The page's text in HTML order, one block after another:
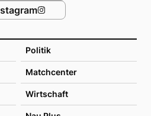
Politik
Matchcenter
Wirtschaft